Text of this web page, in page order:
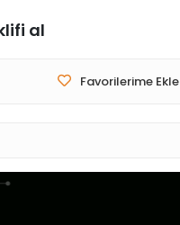
al
Favorilerime Ekle